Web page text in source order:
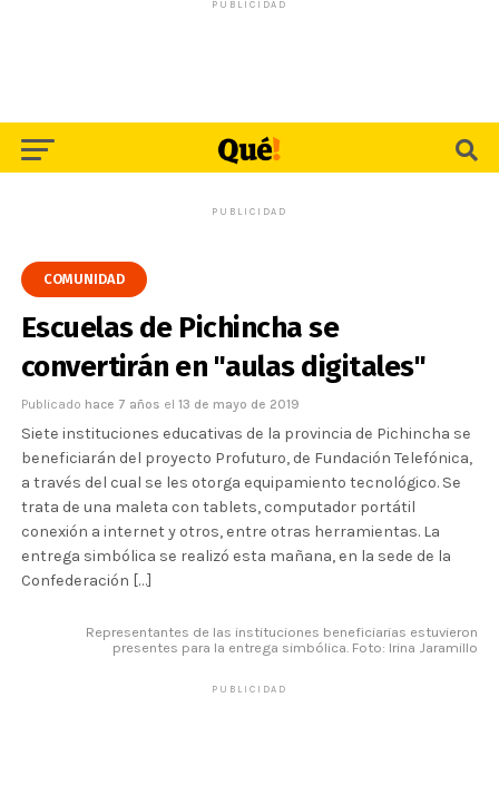
PUBLICIDAD
PUBLICIDAD
COMUNIDAD
Escuelas de Pichincha se
convertirán en "aulas digitales"
Publicado hace 7 años el 13 de mayo de 2019
Siete instituciones educativas de la provincia de Pichincha se
beneficiarán del proyecto Profuturo, de Fundación Telefónica,
a través del cual se les otorga equipamiento tecnológico. Se
trata de una maleta con tablets, computador portátil
conexión a internet y otros, entre otras herramientas. La
entrega simbólica se realizó esta mañana, en la sede de la
Confederación […]
Representantes de las instituciones beneficiarias estuvieron
presentes para la entrega simbólica. Foto: Irina Jaramillo
PUBLICIDAD